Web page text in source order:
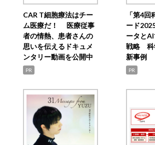
CAR T細胞療法はチー
ム医療だ！ 医療従事
者の情熱、患者さんの
思いを伝えるドキュメ
ンタリー動画を公開中
PR
「第4
ード
ータと
戦略 科
新事例
PR